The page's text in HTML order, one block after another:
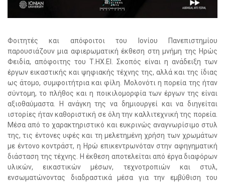
Φοιτητές και απόφοιτοι του Ιονίου Πανεπιστημίου
παρουσιάζουν μια αφιερωματική έκθεση στη μνήμη της Ηρώς
Φειδία, απόφοιτης του Τ.ΗΧ.ΕΙ. Σκοπός είναι η ανάδειξη των
έργων εικαστικής και ψηφιακής τέχνης της, αλλά και της ίδιας
ως άτομο, συμφοιτήτρια και φίλη. Μολονότι η πορεία της ήταν
σύντομη, το πλήθος και η ποικιλομορφία των έργων της είναι
αξιοθαύμαστα. Η ανάγκη της να δημιουργεί και να διηγείται
ιστορίες ήταν καθοριστική σε όλη την καλλιτεχνική της πορεία.
Μέσα από το χαρακτηριστικό και ευκρινώς αναγνωρίσιμο στυλ
της, τις έντονες υφές και τη μελετημένη χρήση των χρωμάτων
με έντονο κοντράστ, η Ηρώ επικεντρωνόταν στην αφηγηματική
διάσταση της τέχνης. Η έκθεση αποτελείται από έργα διαφόρων
υλικών, εικαστικών μέσων, τεχνοτροπιών και στυλ,
ενσωματώνοντας διαδραστικά μέσα για την εμβύθιση του